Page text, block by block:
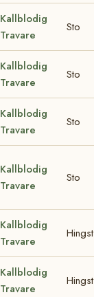
Kallblodig
Travare
Sto
Kallblodig
Travare
Sto
Kallblodig
Travare
Sto
Kallblodig
Travare
Sto
Kallblodig
Travare
Hingst
Kallblodig
Travare
Hingst